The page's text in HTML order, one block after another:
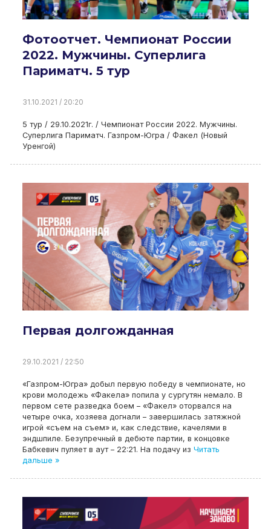
Фотоотчет. Чемпионат России
2022. Мужчины. Суперлига
Париматч. 5 тур
31.10.2021 / 20:20
5 тур / 29.10.2021г. / Чемпионат России 2022. Мужчины.
Суперлига Париматч. Газпром-Югра / Факел (Новый
Уренгой)
Первая долгожданная
29.10.2021 / 22:50
«Газпром-Югра» добыл первую победу в чемпионате, но
крови молодежь «Факела» попила у сургутян немало. В
первом сете разведка боем – «Факел» оторвался на
четыре очка, хозяева догнали – завершилась затяжной
игрой «съем на съем» и, как следствие, качелями в
эндшпиле. Безупречный в дебюте партии, в концовке
Бабкевич пуляет в аут – 22:21. На подачу из Читать
дальше »